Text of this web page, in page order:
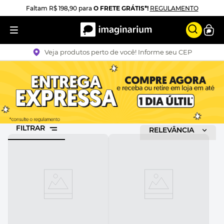
Faltam R$ 198,90paraO FRETE GRÁTIS*! REGULAMENTO
Veja produtos perto de você! Informe seu CEP
FILTRAR RELEVÂNCIA